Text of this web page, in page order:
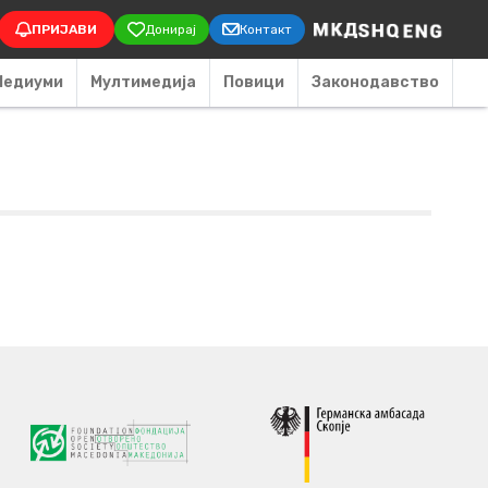
ПРИЈАВИ Донирај Контакт
Мултимедија Повици Законодавство